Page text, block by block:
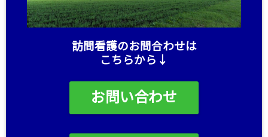
訪問看護のお問合わせは
こちらから↓
お問い合わせ